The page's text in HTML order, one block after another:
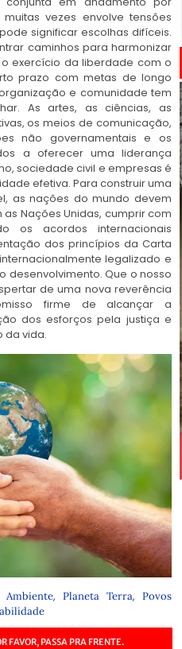
vezes envolve tensões
significar escolhas difíceis.
caminhos para harmonizar
exercício da liberdade com o
prazo com metas de longo
e comunidade tem
As artes, as ciências, as
os meios de comunicação,
não governamentais e os
a oferecer uma liderança
sociedade civil e empresas é
efetiva. Para construir uma
as nações do mundo devem
Nações Unidas, cumprir com
os acordos internacionais
dos princípios da Carta
legalizado e
desenvolvimento. Que o nosso
de uma nova reverência
firme de alcançar a
dos esforços pela justiça e
da vida.
Ambiente, Planeta Terra, Povos
FAVOR, PASSA PRA FRENTE.